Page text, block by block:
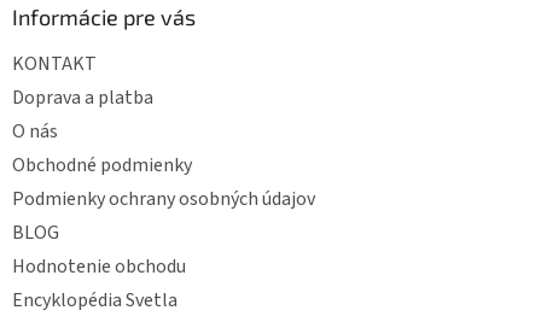
Informácie pre vás
KONTAKT
Doprava a platba
O nás
Obchodné podmienky
Podmienky ochrany osobných údajov
BLOG
Hodnotenie obchodu
Encyklopédia Svetla